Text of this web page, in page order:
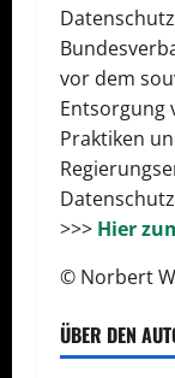
vor dem
Entsorgung
Praktiken
>>> Hier
© Norbert
ÜBER DEN